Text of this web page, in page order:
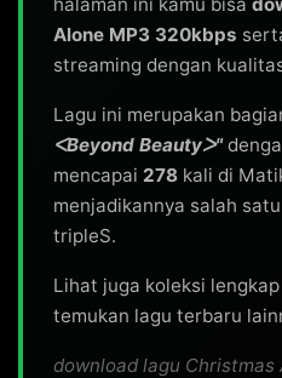
Alone MP3 320kbps
streaming dengan
Lagu ini merupakan
ᐸBeyond Beautyᐳ"
mencapai 278 kali di
menjadikannya salah
tripleS.
Lihat juga koleksi
temukan lagu terbaru
download lagu